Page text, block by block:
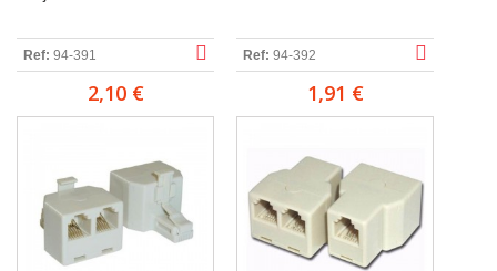
Ref: 94-391
2,10 €
Ref: 94-392
1,91 €